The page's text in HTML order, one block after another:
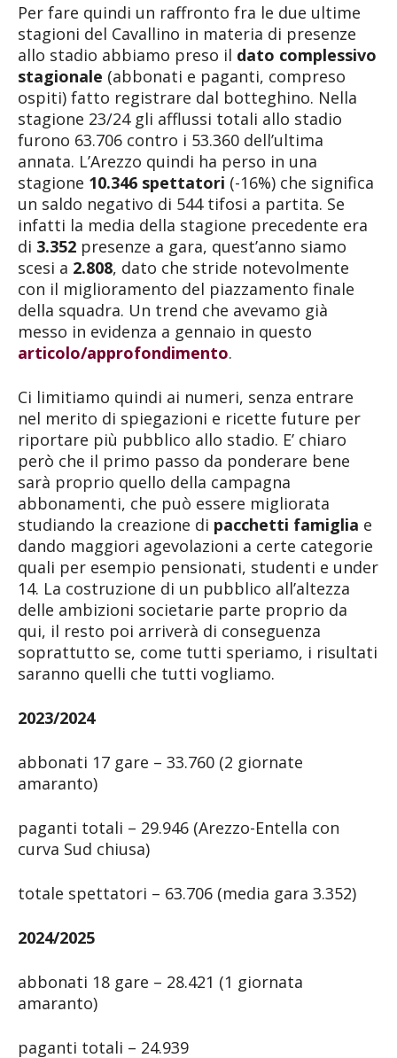
Per fare quindi un raffronto fra le due ultime
stagioni del Cavallino in materia di presenze
allo stadio abbiamo preso il dato complessivo
stagionale (abbonati e paganti, compreso
ospiti) fatto registrare dal botteghino. Nella
stagione 23/24 gli afflussi totali allo stadio
furono 63.706 contro i 53.360 dell’ultima
annata. L’Arezzo quindi ha perso in una
stagione 10.346 spettatori (-16%) che significa
un saldo negativo di 544 tifosi a partita. Se
infatti la media della stagione precedente era
di 3.352 presenze a gara, quest’anno siamo
scesi a 2.808, dato che stride notevolmente
con il miglioramento del piazzamento finale
della squadra. Un trend che avevamo già
messo in evidenza a gennaio in questo
articolo/approfondimento.
Ci limitiamo quindi ai numeri, senza entrare
nel merito di spiegazioni e ricette future per
riportare più pubblico allo stadio. E’ chiaro
però che il primo passo da ponderare bene
sarà proprio quello della campagna
abbonamenti, che può essere migliorata
studiando la creazione di pacchetti famiglia e
dando maggiori agevolazioni a certe categorie
quali per esempio pensionati, studenti e under
14. La costruzione di un pubblico all’altezza
delle ambizioni societarie parte proprio da
qui, il resto poi arriverà di conseguenza
soprattutto se, come tutti speriamo, i risultati
saranno quelli che tutti vogliamo.
2023/2024
abbonati 17 gare – 33.760 (2 giornate
amaranto)
paganti totali – 29.946 (Arezzo-Entella con
curva Sud chiusa)
totale spettatori – 63.706 (media gara 3.352)
2024/2025
abbonati 18 gare – 28.421 (1 giornata
amaranto)
paganti totali – 24.939